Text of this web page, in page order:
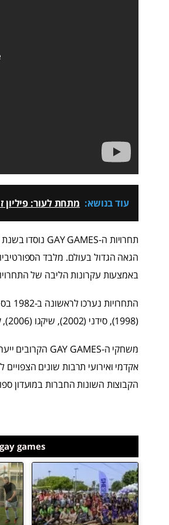
עוד בנושא: מתחת לעור:
הגאה הגדול בעולם. מלבד
באמצעות עקרונות הליבה של
(1998), סידני (2002), שיקגו (2006), קלן (2010), קליבלנד + אקרון (2014).
הקבוצות השונות החברות במועדון
gay games